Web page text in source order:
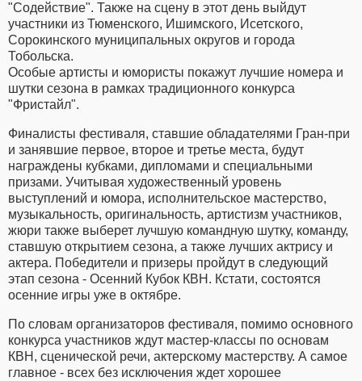
"Содействие". Также на сцену в этот день выйдут
участники из Тюменского, Ишимского, Исетского,
Сорокинского муниципальных округов и города
Тобольска.
Особые артисты и юмористы покажут лучшие номера и
шутки сезона в рамках традиционного конкурса
"Фристайл".
Финалисты фестиваля, ставшие обладателями Гран-при
и занявшие первое, второе и третье места, будут
награждены кубками, дипломами и специальными
призами. Учитывая художественный уровень
выступлений и юмора, исполнительское мастерство,
музыкальность, оригинальность, артистизм участников,
жюри также выберет лучшую командную шутку, команду,
ставшую открытием сезона, а также лучших актрису и
актера. Победители и призеры пройдут в следующий
этап сезона - Осенний Кубок КВН. Кстати, состоятся
осенние игры уже в октябре.
По словам организаторов фестиваля, помимо основного
конкурса участников ждут мастер-классы по основам
КВН, сценической речи, актерскому мастерству. А самое
главное - всех без исключения ждет хорошее